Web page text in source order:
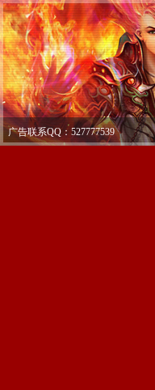
广告联系QQ：527777539